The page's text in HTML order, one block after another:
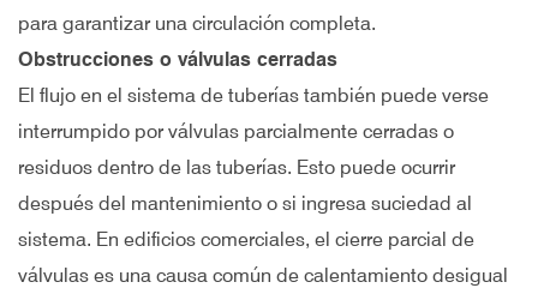
para garantizar una circulación completa.
Obstrucciones o válvulas cerradas
El flujo en el sistema de tuberías también puede verse
interrumpido por válvulas parcialmente cerradas o
residuos dentro de las tuberías. Esto puede ocurrir
después del mantenimiento o si ingresa suciedad al
sistema. En edificios comerciales, el cierre parcial de
válvulas es una causa común de calentamiento desigual